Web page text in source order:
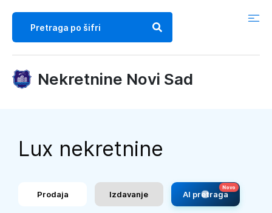
Nekretnine Novi Sad
Lux nekretnine
Prodaja Izdavanje AI pretraga